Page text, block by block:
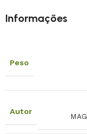
Informações
Peso
Autor